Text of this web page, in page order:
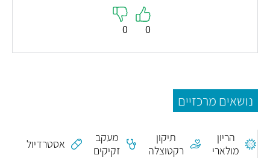
0
0
נושאים מרכזיים
הריון
מולארי
תיקון
רקטוצלה
מעקב
זקיקים
אסטרדיול